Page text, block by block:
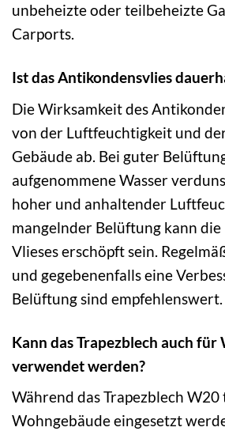
unbeheizte oder teilbeheizte
Carports.
Ist das Antikondensvlies
Die Wirksamkeit des
von der Luftfeuchtigkeit und
Gebäude ab. Bei guter
aufgenommene Wasser
hoher und anhaltender
mangelnder Belüftung kann die
Vlieses erschöpft sein.
und gegebenenfalls eine
Belüftung sind empfehlenswert.
Kann das Trapezblech auch für
verwendet werden?
Während das Trapezblech
Wohngebäude eingesetzt